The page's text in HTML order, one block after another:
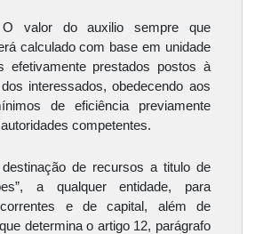
valor do auxilio sempre que
calculado com base em unidade
efetivamente prestados postos à
interessados, obedecendo aos
de eficiência previamente
competentes.
de recursos a titulo de
a qualquer entidade, para
e de capital, além de
determina o artigo 12, parágrafo